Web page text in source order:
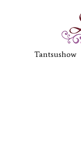
Tantsushow